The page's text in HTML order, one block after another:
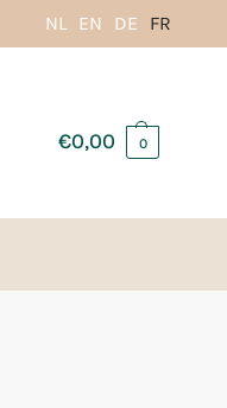
NL EN DE FR
€0,00 0